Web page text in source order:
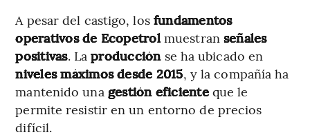
A pesar del castigo, los fundamentos
operativos de Ecopetrolmuestran señales
positivas. Laproducciónse ha ubicado en
niveles máximos desde 2015, y la compañía ha
mantenido una gestión eficienteque le
permite resistir en un entorno de precios
difícil.